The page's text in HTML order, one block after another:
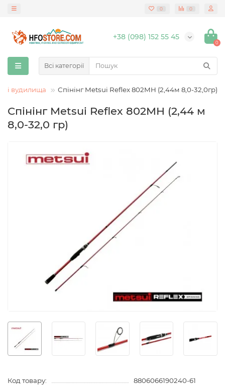
0 0
+38 (098) 152 55 45
0
Всі категорії
вудилища Спінінг Metsui Reflex 802MH (2,44м 8,0-32,0гр)
Спінінг Metsui Reflex 802MH (2,44 м
8,0-32,0 гр)
Код товару:
8806066190240-61